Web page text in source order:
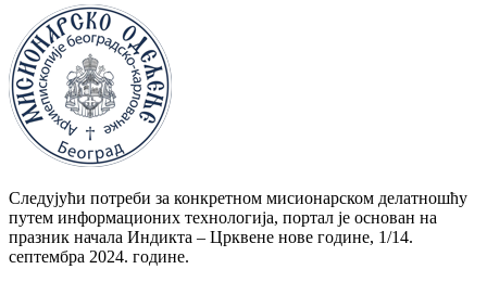
Следујући потреби за конкретном мисионарском делатношћу
путем информационих технологија, портал је основан на
празник начала Индикта – Црквене нове године, 1/14.
септембра 2024. године.